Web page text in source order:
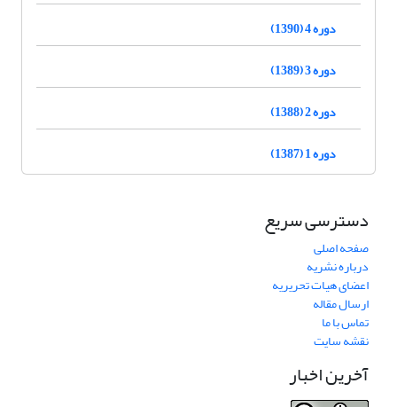
دوره 4 (1390)
دوره 3 (1389)
دوره 2 (1388)
دوره 1 (1387)
دسترسی سریع
صفحه اصلی
درباره نشریه
اعضای هیات تحریریه
ارسال مقاله
تماس با ما
نقشه سایت
آخرین اخبار